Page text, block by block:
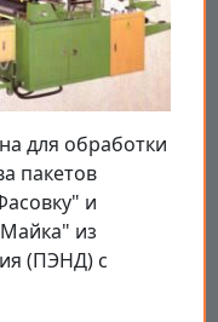
для обработки
пакетов
и
из
(ПЭНД) с